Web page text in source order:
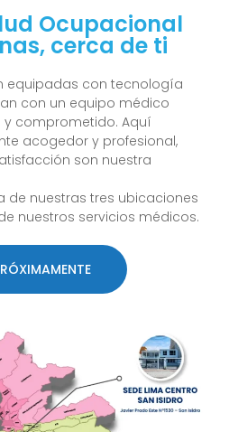
Ocupacional
cerca de ti
equipadas con tecnología
con un equipo médico
comprometido. Aquí
acogedor y profesional,
son nuestra
de nuestras tres ubicaciones
nuestros servicios médicos.